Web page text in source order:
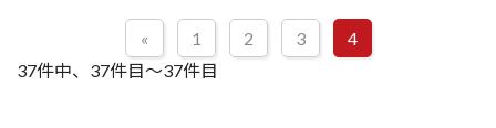
« 1 2 3
4
37件中、37件目～37件目